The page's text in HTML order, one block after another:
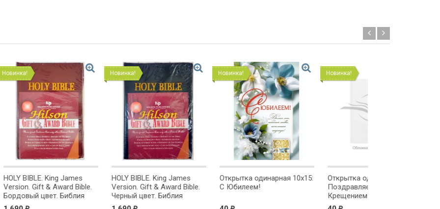
Bible.
HOLY BIBLE. King James
Version. Gift & Award Bible.
Черный цвет. Библия
Короля Иакова на
Новинка!
Открытка одинарная 10x15:
С Юбилеем!
Новинка!
Открытка одинарная 10x15: